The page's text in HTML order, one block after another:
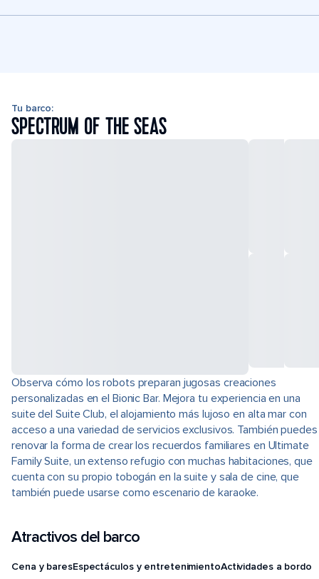
Tu barco:
SPECTRUM OF THE SEAS
Observa cómo los robots preparan jugosas creaciones
personalizadas en el Bionic Bar. Mejora tu experiencia en una
suite del Suite Club, el alojamiento más lujoso en alta mar con
acceso a una variedad de servicios exclusivos. También puedes
renovar la forma de crear los recuerdos familiares en Ultimate
Family Suite, un extenso refugio con muchas habitaciones, que
cuenta con su propio tobogán en la suite y sala de cine, que
también puede usarse como escenario de karaoke.
Atractivos del barco
Cena y baresEspectáculos y entretenimientoActividades a bordo